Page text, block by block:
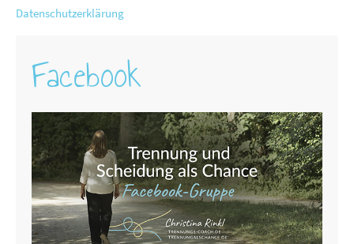
Datenschutzerklärung
Facebook